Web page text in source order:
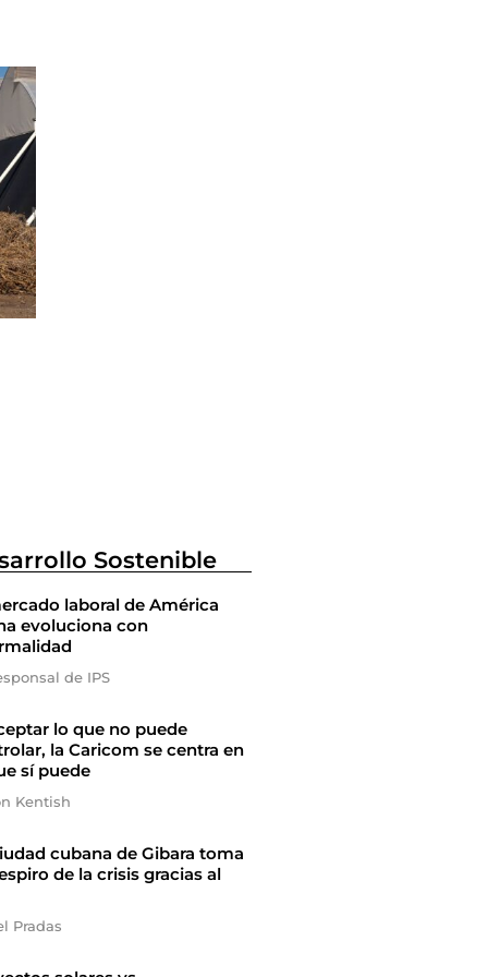
Sostenible
laboral de América
evoluciona con
de IPS
lo que no puede
la Caricom se centra en
sí puede
Kentish
cubana de Gibara toma
de la crisis gracias al
Pradas